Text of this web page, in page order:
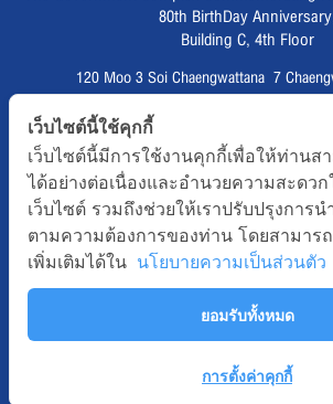
80th BirthDay
Building C, 4th Floor
120 Moo 3 Soi Chaengwattana 7
Fax :02 123 1200
CALL CENTER :
02 123 1234
email :info@etda.or.th
Follows
Copyright © 2020, All right reserved.ETDA |
Development Agency
Sitemap
เว็บไซต์นี้ใช้คุกกี้
เว็บไซต์นี้มีการใช้งานคุกกี้เพื่อให้ท่านส
ได้อย่างต่อเนื่องและอำนวยความสะดว
เว็บไซต์ รวมถึงช่วยให้เราปรับปรุงการน
ตามความต้องการของท่าน โดยสามาร
เพิ่มเติมได้ใน นโยบายความเป็นส่วนตัว
ยอมรับทั้งหมด
การตั้งค่าคุกกี้